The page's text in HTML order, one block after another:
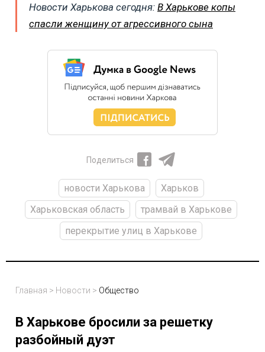
Новости Харькова сегодня: В Харькове копы
спасли женщину от агрессивного сына
Поделиться
новости Харькова
Харьков
Харьковская область
трамвай в Харькове
перекрытие улиц в Харькове
Главная > Новости > Общество
В Харькове бросили за решетку
разбойный дуэт